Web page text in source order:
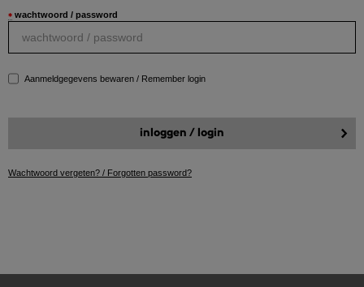
wachtwoord / password
Aanmeldgegevens bewaren / Remember login
Wachtwoord vergeten? / Forgotten password?